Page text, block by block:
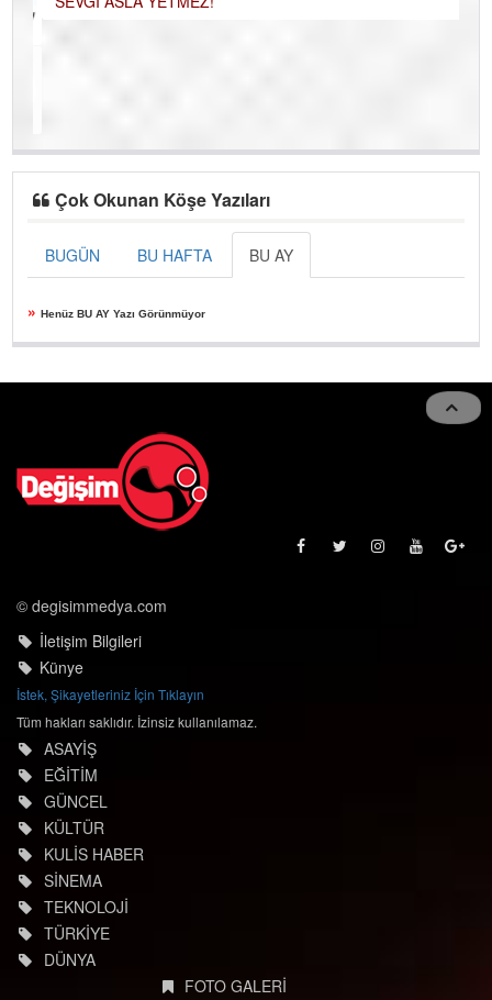
Çok Okunan Köşe Yazıları
BUGÜN BU HAFTA BU AY
» Henüz BU AY Yazı Görünmüyor
© degisimmedya.com
İletişim Bilgileri
Künye
İstek, Şikayetleriniz İçin Tıklayın
Tüm hakları saklıdır. İzinsiz kullanılamaz.
ASAYİŞ
EĞİTİM
GÜNCEL
KÜLTÜR
KULİS HABER
SİNEMA
TEKNOLOJİ
TÜRKİYE
DÜNYA
FOTO GALERİ